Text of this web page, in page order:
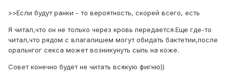
>>Если будут ранки - то вероятность, скорей всего, есть
Я читал,что он не только через кровь передается.Еще где-то
читал,что рядом с влагалишем могут обидать бактетии,после
оральнгог секса может возникунуть сыпь на коже.
Совет конечно будет не читать всякую фигню))